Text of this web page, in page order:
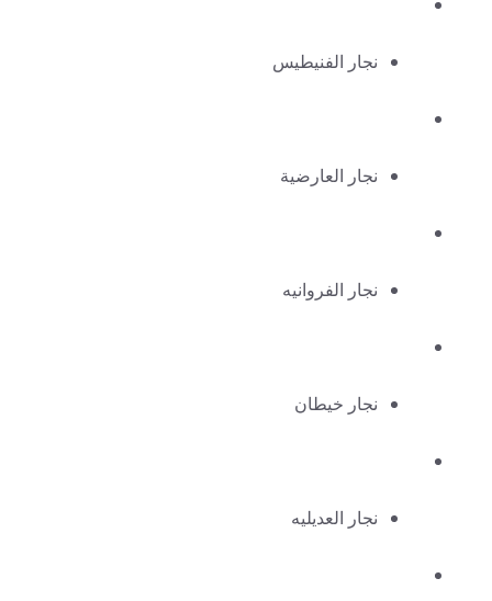
نجار الفنيطيس
نجار العارضية
نجار الفروانيه
نجار خيطان
نجار العديليه